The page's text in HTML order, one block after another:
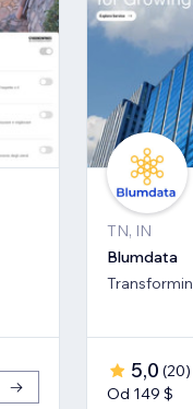
TN, IN
Blumdata
5,0 (20)
Od 149 $